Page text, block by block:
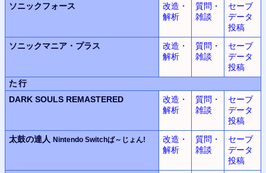
ソニックフォース
改造・
解析
質問・
雑談
セーブ
データ
投稿
ソニックマニア・プラス
改造・
解析
質問・
雑談
セーブ
データ
投稿
た行
DARK SOULS REMASTERED
改造・
解析
質問・
雑談
セーブ
データ
投稿
太鼓の達人 Nintendo Switchば～じょん!
改造・
解析
質問・
雑談
セーブ
データ
投稿